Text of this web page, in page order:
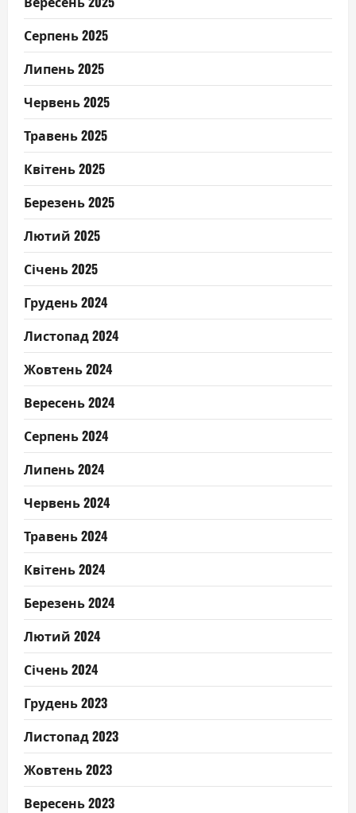
Серпень 2025
Липень 2025
Червень 2025
Травень 2025
Квітень 2025
Березень 2025
Лютий 2025
Січень 2025
Грудень 2024
Листопад 2024
Жовтень 2024
Вересень 2024
Серпень 2024
Липень 2024
Червень 2024
Травень 2024
Квітень 2024
Березень 2024
Лютий 2024
Січень 2024
Грудень 2023
Листопад 2023
Жовтень 2023
Вересень 2023